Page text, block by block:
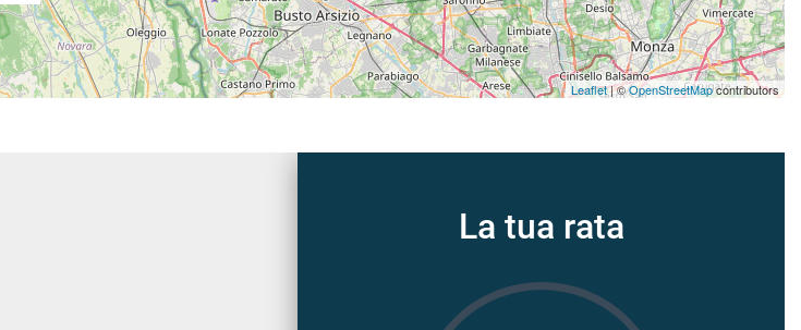
Leaflet| ©OpenStreetMapcontributors
La tua rata